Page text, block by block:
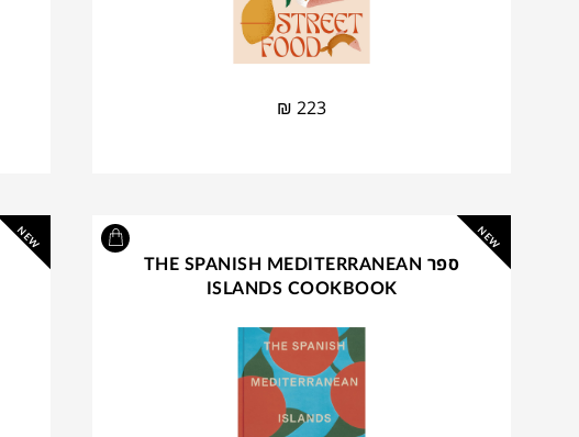
₪ 223
NEW
ספר THE SPANISH MEDITERRANEAN
ISLANDS COOKBOOK
NEW